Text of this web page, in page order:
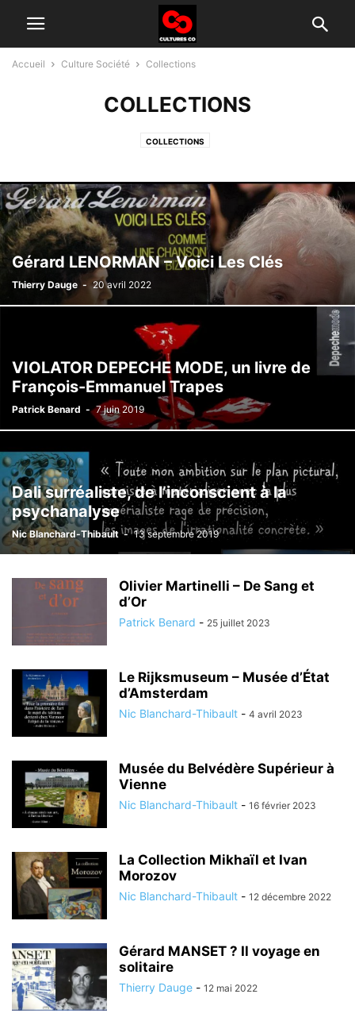
Accueil Culture Société Collections
COLLECTIONS
COLLECTIONS
Gérard LENORMAN – Voici Les Clés
Thierry Dauge - 20 avril 2022
VIOLATOR DEPECHE MODE, un livre de
François-Emmanuel Trapes
Patrick Benard - 7 juin 2019
Dali surréaliste, de l’inconscient à la
psychanalyse
Nic Blanchard-Thibault - 13 septembre 2019
Olivier Martinelli – De Sang et
d’Or
Patrick Benard - 25 juillet 2023
Le Rijksmuseum – Musée d’État
d’Amsterdam
Nic Blanchard-Thibault - 4 avril 2023
Musée du Belvédère Supérieur à
Vienne
Nic Blanchard-Thibault - 16 février 2023
La Collection Mikhaïl et Ivan
Morozov
Nic Blanchard-Thibault - 12 décembre 2022
Gérard MANSET ? Il voyage en
solitaire
Thierry Dauge - 12 mai 2022